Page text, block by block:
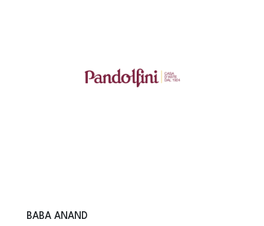
BABA ANAND